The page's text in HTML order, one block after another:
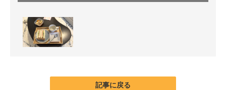
マーケ×ITの今がよく分かる
ITエンジニア向け専門サイト
記事に戻る